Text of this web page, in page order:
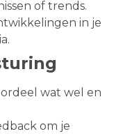
of trends.
in je
wat wel en
om je